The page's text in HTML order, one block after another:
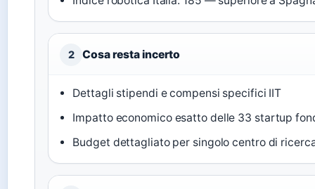
2 Cosa resta incerto
Dettagli stipendi e compensi specifici IIT
Impatto economico esatto delle 33 startup
Budget dettagliato per singolo centro di